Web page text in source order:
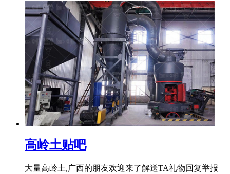
高岭土贴吧
大量高岭土,广西的朋友欢迎来了解送TA礼物回复举报|